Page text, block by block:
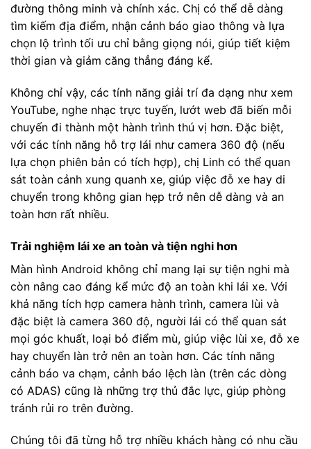
đường thông minh và chính xác. Chị có thể dễ dàng
tìm kiếm địa điểm, nhận cảnh báo giao thông và lựa
chọn lộ trình tối ưu chỉ bằng giọng nói, giúp tiết kiệm
thời gian và giảm căng thẳng đáng kể.
Không chỉ vậy, các tính năng giải trí đa dạng như xem
YouTube, nghe nhạc trực tuyến, lướt web đã biến mỗi
chuyến đi thành một hành trình thú vị hơn. Đặc biệt,
với các tính năng hỗ trợ lái như camera 360 độ (nếu
lựa chọn phiên bản có tích hợp), chị Linh có thể quan
sát toàn cảnh xung quanh xe, giúp việc đỗ xe hay di
chuyển trong không gian hẹp trở nên dễ dàng và an
toàn hơn rất nhiều.
Trải nghiệm lái xe an toàn và tiện nghi hơn
Màn hình Android không chỉ mang lại sự tiện nghi mà
còn nâng cao đáng kể mức độ an toàn khi lái xe. Với
khả năng tích hợp camera hành trình, camera lùi và
đặc biệt là camera 360 độ, người lái có thể quan sát
mọi góc khuất, loại bỏ điểm mù, giúp việc lùi xe, đỗ xe
hay chuyển làn trở nên an toàn hơn. Các tính năng
cảnh báo va chạm, cảnh báo lệch làn (trên các dòng
có ADAS) cũng là những trợ thủ đắc lực, giúp phòng
tránh rủi ro trên đường.
Chúng tôi đã từng hỗ trợ nhiều khách hàng có nhu cầu